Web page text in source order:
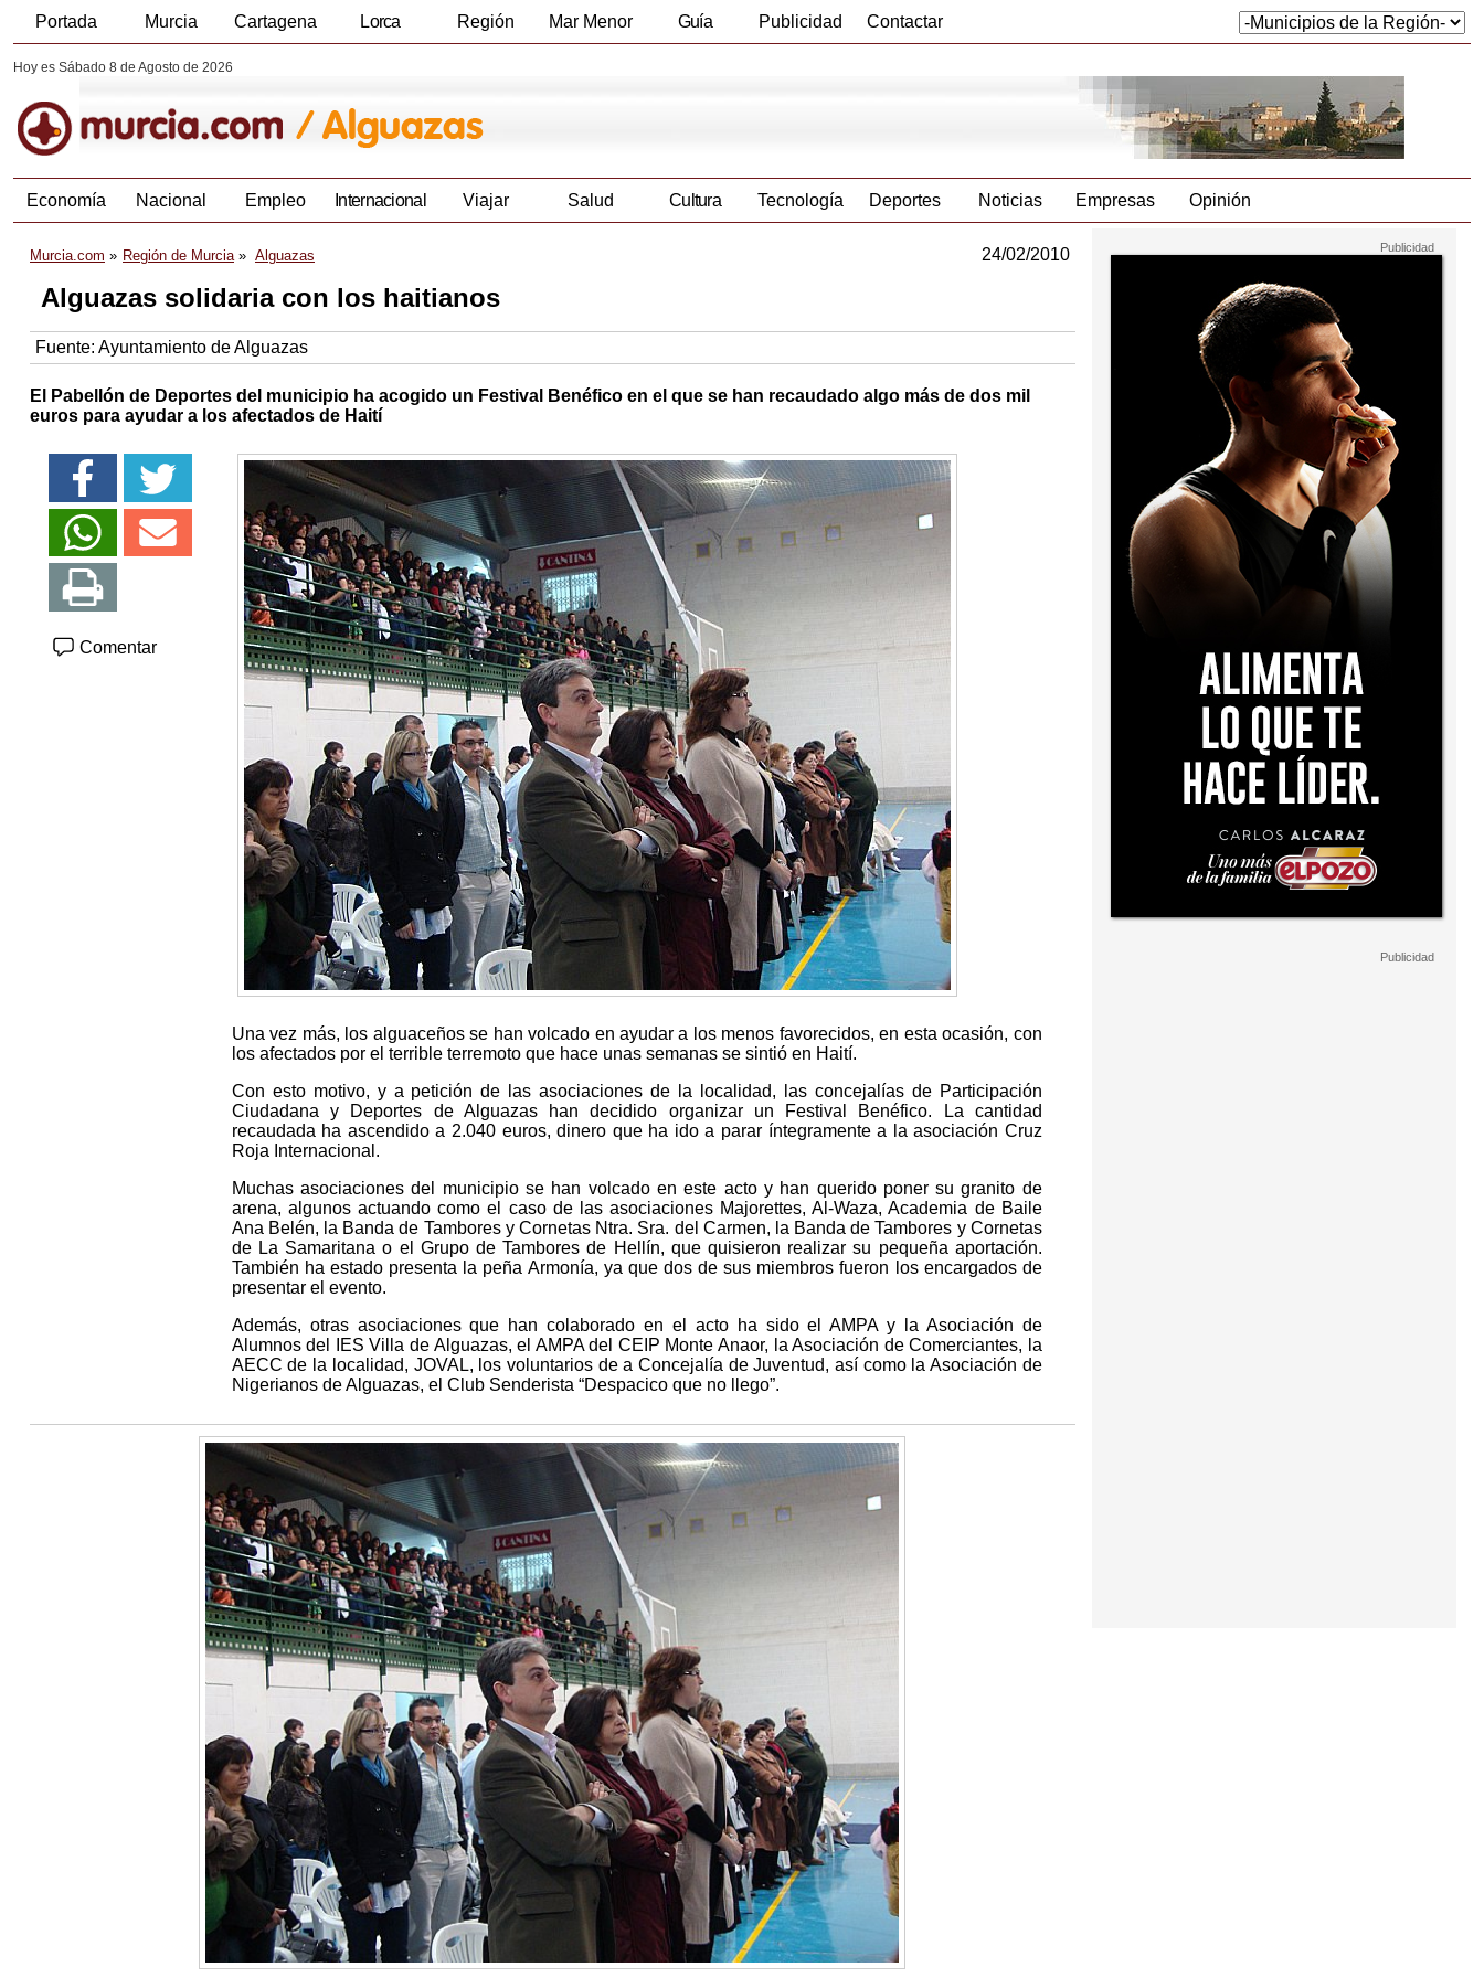
Portada Murcia Cartagena Lorca Región Mar Menor Guía Publicidad Contactar
Hoy es Sábado 8 de Agosto de 2026
Economía Nacional Empleo Internacional Viajar Salud Cultura Tecnología Deportes Noticias Empresas Opinión
Murcia.com Región de Murcia Alguazas 24/02/2010
Alguazas solidaria con los haitianos
Fuente: Ayuntamiento de Alguazas
El Pabellón de Deportes del municipio ha acogido un Festival Benéfico en el que se han recaudado algo más de dos mil
euros para ayudar a los afectados de Haití
Comentar
Una vez más, los alguaceños se han volcado en ayudar a los menos favorecidos, en esta ocasión, con
los afectados por el terrible terremoto que hace unas semanas se sintió en Haití.
Con esto motivo, y a petición de las asociaciones de la localidad, las concejalías de Participación
Ciudadana y Deportes de Alguazas han decidido organizar un Festival Benéfico. La cantidad
recaudada ha ascendido a 2.040 euros, dinero que ha ido a parar íntegramente a la asociación Cruz
Roja Internacional.
Muchas asociaciones del municipio se han volcado en este acto y han querido poner su granito de
arena, algunos actuando como el caso de las asociaciones Majorettes, Al-Waza, Academia de Baile
Ana Belén, la Banda de Tambores y Cornetas Ntra. Sra. del Carmen, la Banda de Tambores y Cornetas
de La Samaritana o el Grupo de Tambores de Hellín, que quisieron realizar su pequeña aportación.
También ha estado presenta la peña Armonía, ya que dos de sus miembros fueron los encargados de
presentar el evento.
Además, otras asociaciones que han colaborado en el acto ha sido el AMPA y la Asociación de
Alumnos del IES Villa de Alguazas, el AMPA del CEIP Monte Anaor, la Asociación de Comerciantes, la
AECC de la localidad, JOVAL, los voluntarios de a Concejalía de Juventud, así como la Asociación de
Nigerianos de Alguazas, el Club Senderista “Despacico que no llego”.